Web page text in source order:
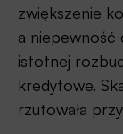
zwiększenie
a niepewność
istotnej
kredytowe.
rzutowała